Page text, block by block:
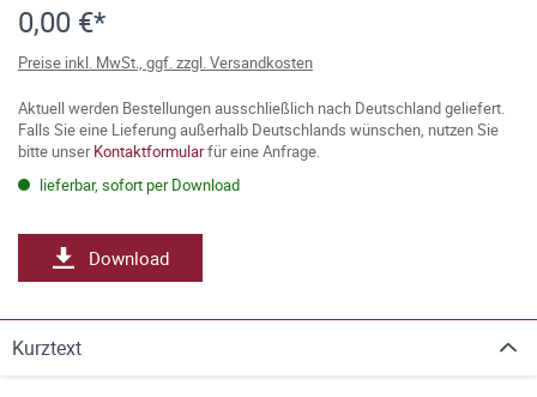
0,00 €*
Preise inkl. MwSt., ggf. zzgl. Versandkosten
Aktuell werden Bestellungen ausschließlich nach Deutschland geliefert.
Falls Sie eine Lieferung außerhalb Deutschlands wünschen, nutzen Sie
bitte unserKontaktformularfür eine Anfrage.
lieferbar, sofort per Download
Download
Kurztext